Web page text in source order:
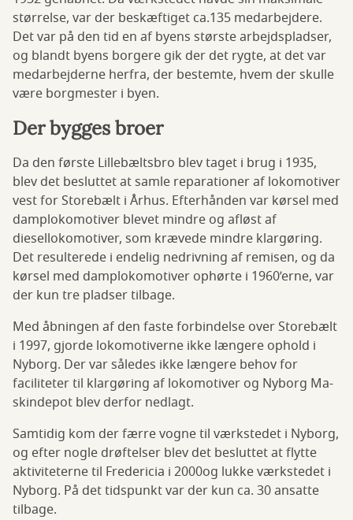
størrelse, var der beskæftiget ca.135 medarbejdere.
Det var på den tid en af byens største arbejdspladser,
og blandt byens borgere gik der det rygte, at det var
medarbejderne herfra, der bestemte, hvem der skulle
være borgmester i byen.
Der bygges broer
Da den første Lillebæltsbro blev taget i brug i 1935,
blev det besluttet at samle reparationer af lokomotiver
vest for Storebælt i Århus. Efterhånden var kørsel med
damplokomotiver blevet mindre og afløst af
diesellokomotiver, som krævede mindre klargøring.
Det resulterede i endelig nedrivning af remisen, og da
kørsel med damplokomotiver ophørte i 1960’erne, var
der kun tre pladser tilbage.
Med åbningen af den faste forbindelse over Storebælt
i 1997, gjorde lokomotiverne ikke længere ophold i
Nyborg. Der var således ikke længere behov for
faciliteter til klargøring af lokomotiver og Nyborg Ma-
skindepot blev derfor nedlagt.
Samtidig kom der færre vogne til værkstedet i Nyborg,
og efter nogle drøftelser blev det besluttet at flytte
aktiviteterne til Fredericia i 2000og lukke værkstedet i
Nyborg. På det tidspunkt var der kun ca. 30 ansatte
tilbage.